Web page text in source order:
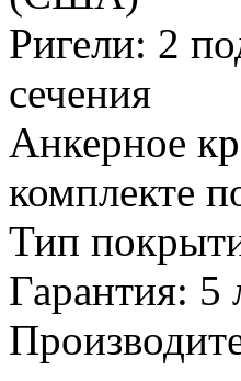
Ригели: 2
сечения
Анкерное
комплекте
Тип
Гарантия: 5